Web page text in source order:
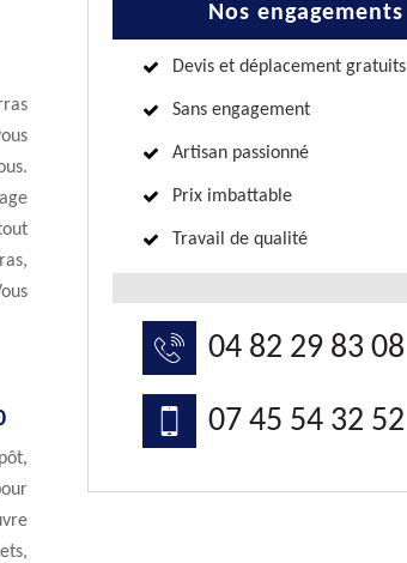
Nos engagements
Devis et déplacement gratuits
Sans engagement
Artisan passionné
Prix imbattable
Travail de qualité
04 82 29 83 08
07 45 54 32 52